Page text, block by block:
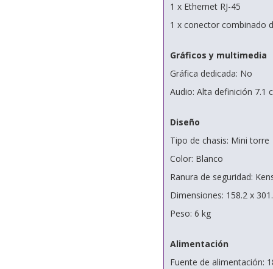
1 x Ethernet RJ-45
1 x conector combinado
Gráficos y multimedia
Gráfica dedicada: No
Audio: Alta definición 7.1
Diseño
Tipo de chasis: Mini torre
Color: Blanco
Ranura de seguridad:
Dimensiones: 158.2 x
Peso: 6 kg
Alimentación
Fuente de alimentación: